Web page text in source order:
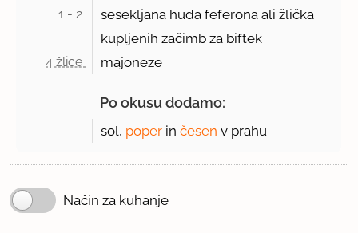
1 - 2
sesekljana huda feferona ali žlička
kupljenih začimb za biftek
4 žlice majoneze
Po okusu dodamo:
sol, poper inčesen v prahu
Način za kuhanje